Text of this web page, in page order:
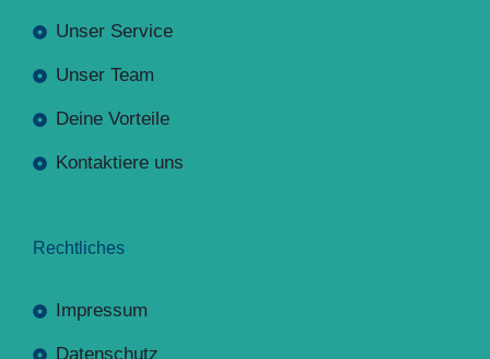
Unser Service
Unser Team
Deine Vorteile
Kontaktiere uns
Rechtliches
Impressum
Datenschutz